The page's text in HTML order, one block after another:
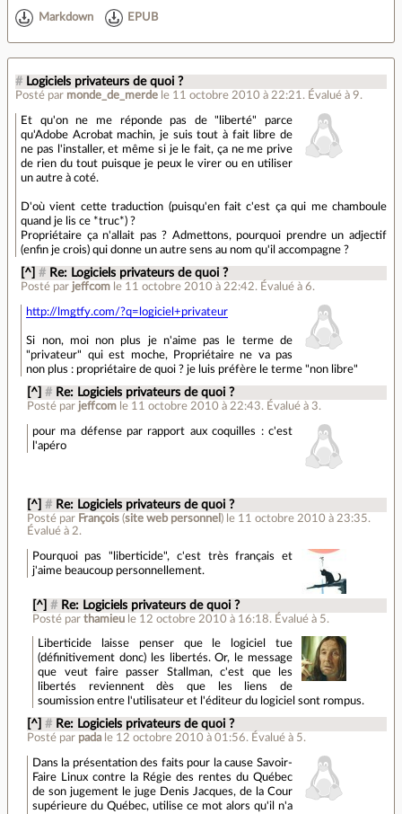
Markdown EPUB
# Logiciels privateurs de quoi ?
Posté par monde_de_merde le 11 octobre 2010 à 22:21 . Évalué à 9.
Et qu'on ne me réponde pas de "liberté" parce
qu'Adobe Acrobat machin, je suis tout à fait libre de
ne pas l'installer, et même si je le fait, ça ne me prive
de rien du tout puisque je peux le virer ou en utiliser
un autre à coté.
D'où vient cette traduction (puisqu'en fait c'est ça qui me chamboule
quand je lis ce *truc*) ?
Propriétaire ça n'allait pas ? Admettons, pourquoi prendre un adjectif
(enfin je crois) qui donne un autre sens au nom qu'il accompagne ?
[^] # Re: Logiciels privateurs de quoi ?
Posté par jeffcom le 11 octobre 2010 à 22:42. Évalué à6.
http://lmgtfy.com/?q=logiciel+privateur
Si non, moi non plus je n'aime pas le terme de
"privateur" qui est moche, Propriétaire ne va pas
non plus : propriétaire de quoi ? je luis préfère le terme "non libre"
[^] # Re: Logiciels privateurs de quoi ?
Posté par jeffcom le 11 octobre 2010 à 22:43. Évalué à 3.
pour ma défense par rapport aux coquilles : c'est
l'apéro
[^] # Re: Logiciels privateurs de quoi ?
Posté par François(site web personnel ) le 11 octobre 2010 à 23:35.
Évalué à 2.
Pourquoi pas "liberticide", c'est très français et
j'aime beaucoup personnellement.
[^] # Re: Logiciels privateurs de quoi ?
Posté parthamieu le 12 octobre 2010 à 16:18. Évalué à 5.
Liberticide laisse penser que le logiciel tue
(définitivement donc) les libertés. Or, le message
que veut faire passer Stallman, c'est que les
libertés reviennent dès que les liens de
soumission entre l'utilisateur et l'éditeur du logiciel sont rompus.
[^] # Re: Logiciels privateurs de quoi ?
Posté par pada le 12 octobre 2010 à 01:56.Évalué à 5.
Dans la présentation des faits pour la cause Savoir-
Faire Linux contre la Régie des rentes du Québec
de son jugement le juge Denis Jacques, de la Cour
supérieure du Québec, utilise ce mot alors qu'il n'a